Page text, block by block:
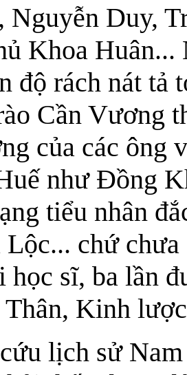
Nguyễn Duy,
Khoa
độ rách nát tả
Cần Vương
của các ông
như Đồng
tiểu nhân
chứ
học sĩ, ba lần
Kinh
lịch sử